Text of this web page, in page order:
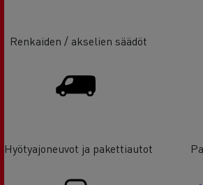
Renkaiden / akselien säädöt
Hyötyajoneuvot ja pakettiautot